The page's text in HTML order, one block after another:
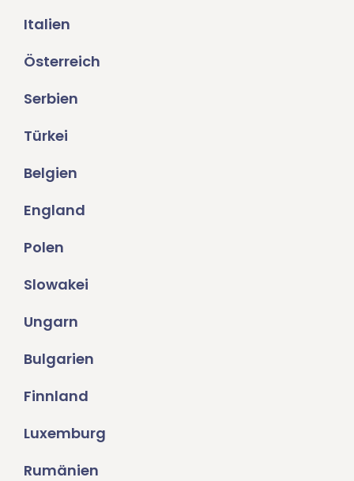
Italien
Österreich
Serbien
Türkei
Belgien
England
Polen
Slowakei
Ungarn
Bulgarien
Finnland
Luxemburg
Rumänien